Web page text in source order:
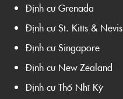
Định cư Grenada
Định cư St. Kitts & Nevis
Định cư Singapore
Định cư New Zealand
Định cư Thổ Nhĩ Kỳ